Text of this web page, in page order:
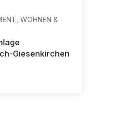
WOHNEN &
Giesenkirchen